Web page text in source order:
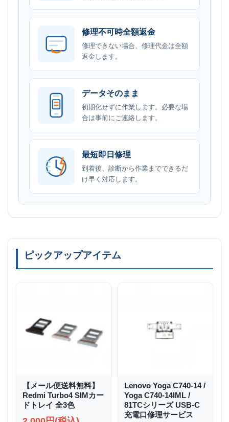
修理不可時全額返金
修理できない場合、修理代金は全額
返金します。
データそのまま
初期化せずに作業します。必要な場
合は事前にご連絡します。
最短即日修理
到着後、診断から作業までできるだ
け早く対応します。
ピックアップアイテム
【メール便送料無料】
Redmi Turbo4 SIMカー
ドトレイ 全3色
Lenovo Yoga C740-14 /
Yoga C740-14IML /
81TCシリーズ USB-C
充電口修理サービス